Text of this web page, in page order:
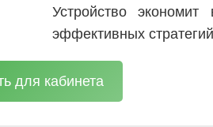
Устройство
эффективных
для кабинета